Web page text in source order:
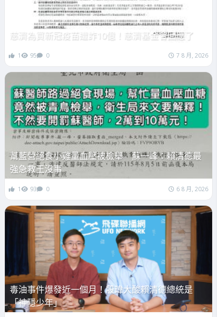
慈濟為買新冠疫苗遭詐10億！慈濟基金會回應了
1 95 0 7 8 月, 2026
幫藍營絕食小雞量血壓被檢舉 蘇一峰：賴清德最
強急救王沒事
1 93 0 6 8 月, 2026
毒油事件爆發近一個月！殷瑋大酸賴清德總統是
「神隱少年」